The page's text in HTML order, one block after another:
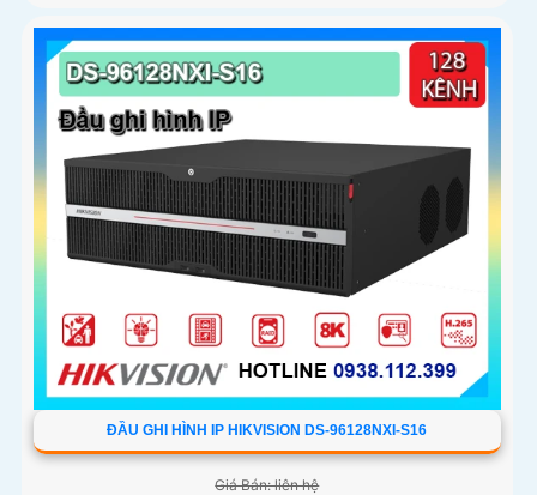
ĐẦU GHI HÌNH IP HIKVISION DS-96128NXI-S16
Giá Bán: liên hệ